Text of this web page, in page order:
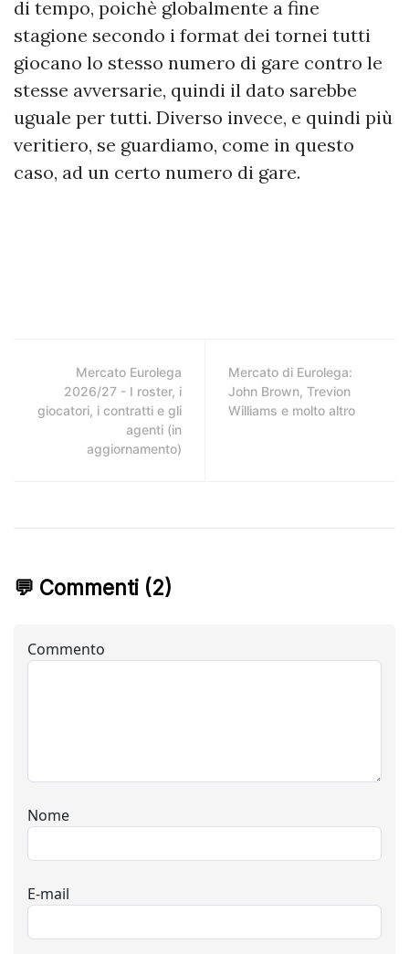
di tempo, poichè globalmente a fine
stagione secondo i format dei tornei tutti
giocano lo stesso numero di gare contro le
stesse avversarie, quindi il dato sarebbe
uguale per tutti. Diverso invece, e quindi più
veritiero, se guardiamo, come in questo
caso, ad un certo numero di gare.
Mercato Eurolega
2026/27 - I roster, i
giocatori, i contratti e gli
agenti (in
aggiornamento)
Mercato di Eurolega:
John Brown, Trevion
Williams e molto altro
💬 Commenti (2)